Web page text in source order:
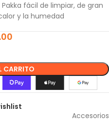
fácil de limpiar, de gran
y la humedad
CARRITO
Accesorios